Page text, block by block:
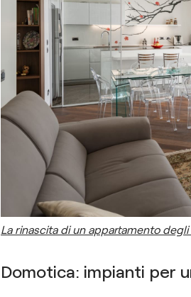
La rinascita di un appartamento
Domotica: impianti per